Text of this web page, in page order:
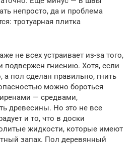
непросто, да и проблема
тротуарная плитка
не всех устраивает из-за того,
подвержен гниению. Хотя, если
а пол сделан правильно, гнить
можно бороться
— средвами,
древесины. Но это не все
и то, что в доски
жидкости, которые имеют
запах. Пол деревянный